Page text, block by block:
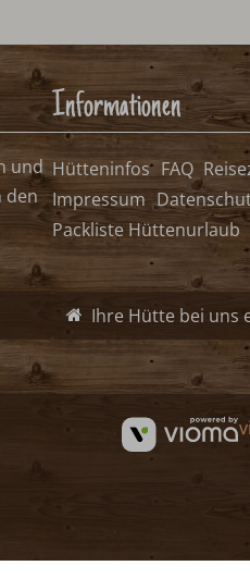
und
den
Informationen
Hütteninfos FAQ
Impressum
Packliste Hüttenurlaub
Ihre Hütte bei uns